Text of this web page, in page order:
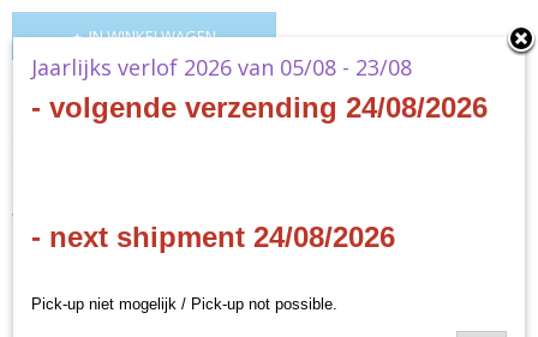
IN WINKELWAGEN
Specificaties
5060616470371
Vampire: The Eternal
Jaarlijks verlof 2026 van 05/08 - 23/08
- volgende verzending 24/08/2026
- next shipment 24/08/2026
Pick-up niet mogelijk / Pick-up not possible.